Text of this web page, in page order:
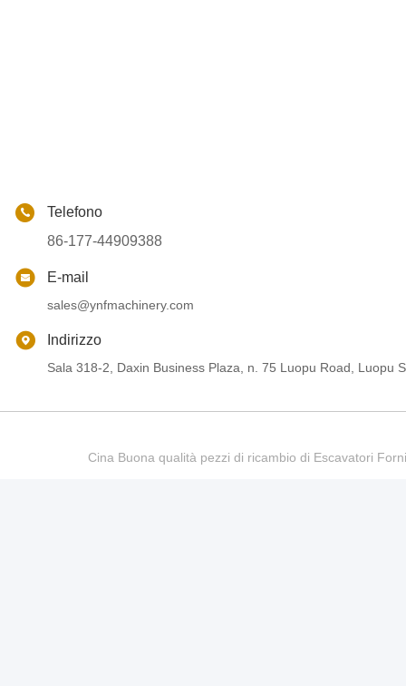
Telefono
86-177-44909388
E-mail
sales@ynfmachinery.com
Indirizzo
Sala 318-2, Daxin Business Plaza, n. 75 Luopu Road, Luopu
Cina Buona qualità pezzi di ricambio di Escavatori